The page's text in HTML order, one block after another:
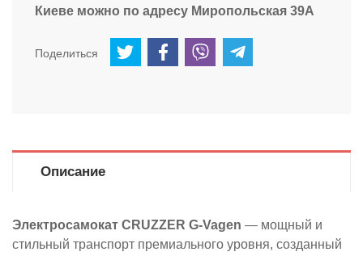
Киеве можно по адресу Миропольская 39А
Поделиться
Описание
Электросамокат CRUZZER G-Vagen — мощный и
стильный транспорт премиального уровня, созданный